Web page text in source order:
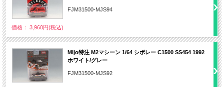
FJM31500-MJS94
価格： 3,960円(税込)
Mijo特注 M2マシーン 1/64 シボレー C1500 SS454 1992
ホワイト/グレー
FJM31500-MJS92